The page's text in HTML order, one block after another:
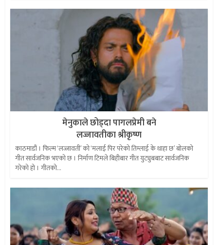
मेनुकाले छोड्दा पागलप्रेमी बने
लज्जावतीका श्रीकृष्ण
काठमाडौं । फिल्म ‘लज्जावती’ को ‘मलाई पिर परेको तिम्लाई के थाहा छ’ बोलको
गीत सार्वजनिक भएको छ । निर्माण टिमले बिहीबार गीत युट्युबबाट सार्वजनिक
गरेको हो । गीतको...